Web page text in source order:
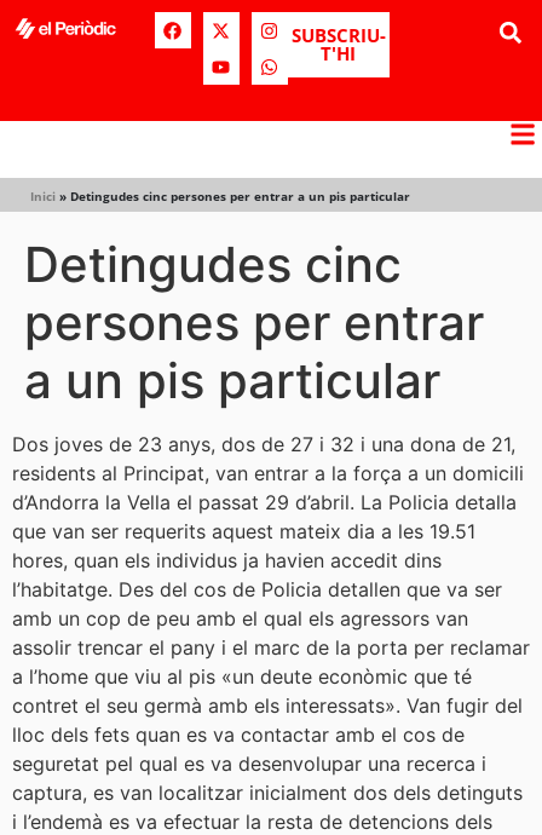
SUBSCRIU-
T'HI
Inici » Detingudes cinc persones per entrar a un pis particular
Detingudes cinc
persones per entrar
a un pis particular
Dos joves de 23 anys, dos de 27 i 32 i una dona de 21,
residents al Principat, van entrar a la força a un domicili
d’Andorra la Vella el passat 29 d’abril. La Policia detalla
que van ser requerits aquest mateix dia a les 19.51
hores, quan els individus ja havien accedit dins
l’habitatge. Des del cos de Policia detallen que va ser
amb un cop de peu amb el qual els agressors van
assolir trencar el pany i el marc de la porta per reclamar
a l’home que viu al pis «un deute econòmic que té
contret el seu germà amb els interessats». Van fugir del
lloc dels fets quan es va contactar amb el cos de
seguretat pel qual es va desenvolupar una recerca i
captura, es van localitzar inicialment dos dels detinguts
i l’endemà es va efectuar la resta de detencions dels